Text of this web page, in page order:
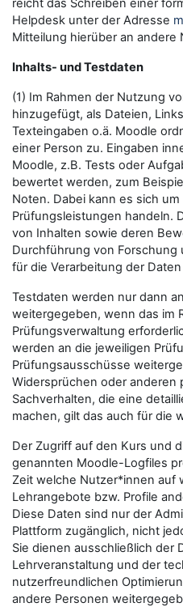
reicht das Schreiben einer
Helpdesk unter der Adresse
Mitteilung hierüber an
Inhalts- und Testdaten
(1) Im Rahmen der Nutzung
hinzugefügt, als Dateien,
Texteingaben o.ä. Moodle
einer Person zu. Eingaben
Moodle, z.B. Tests oder
bewertet werden, zum
Noten. Dabei kann es sich
Prüfungsleistungen handeln.
von Inhalten sowie deren
Durchführung von Forschung
für die Verarbeitung der
Testdaten werden nur dann
weitergegeben, wenn das im
Prüfungsverwaltung
werden an die jeweiligen
Prüfungsausschüsse
Widersprüchen oder anderen
Sachverhalten, die eine
machen, gilt das auch für die
Der Zugriff auf den Kurs und
genannten Moodle-Logfiles
Zeit welche Nutzer*innen auf
Lehrangebote bzw. Profile
Diese Daten sind nur der
Plattform zugänglich, nicht
Sie dienen ausschließlich der
Lehrveranstaltung und der
nutzerfreundlichen
andere Personen